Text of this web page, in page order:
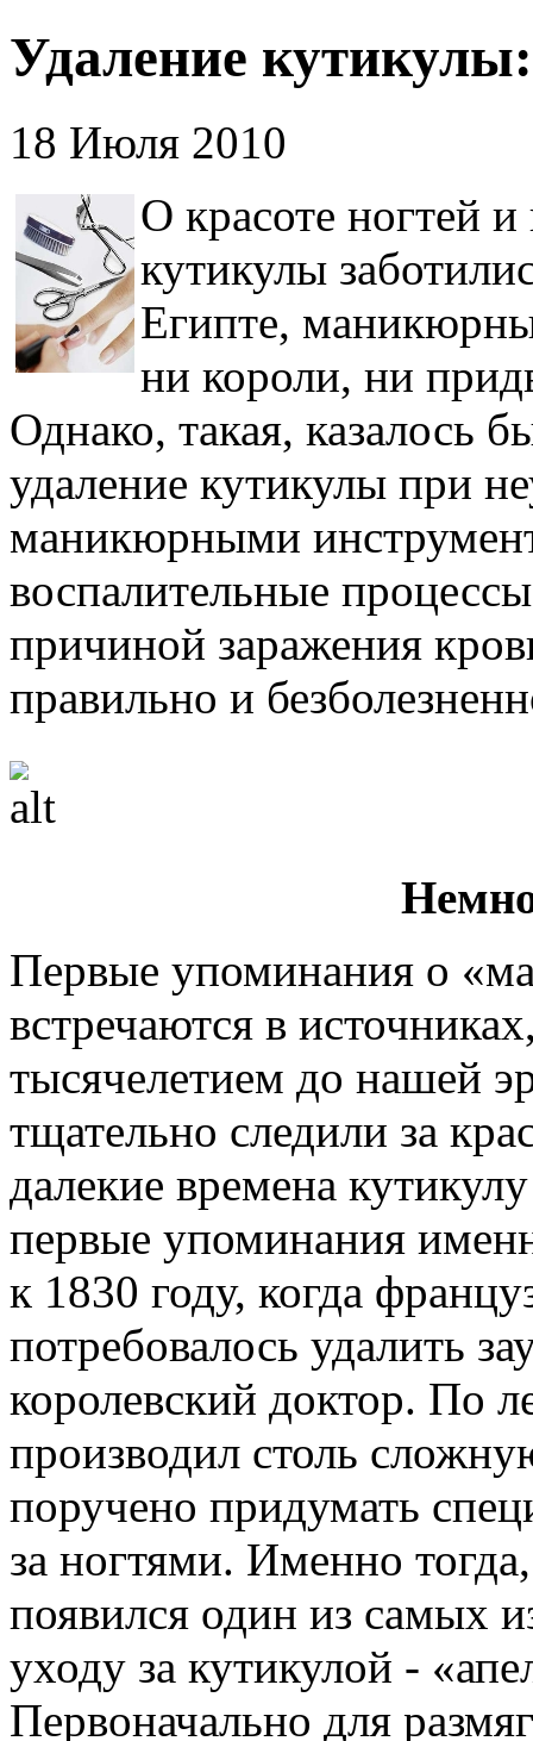
Удаление
18 Июля 2010
О красоте ногтей
кутикулы
Египте,
ни короли, ни
Однако, такая, казалось
удаление кутикулы при
маникюрными
воспалительные
причиной заражения
правильно и
Первые упоминания о
встречаются в
тысячелетием до нашей
тщательно следили за
далекие времена
первые упоминания
к 1830 году, когда
потребовалось удалить
королевский доктор. По
производил столь
поручено придумать
за ногтями. Именно
появился один из самых
уходу за кутикулой -
Первоначально для